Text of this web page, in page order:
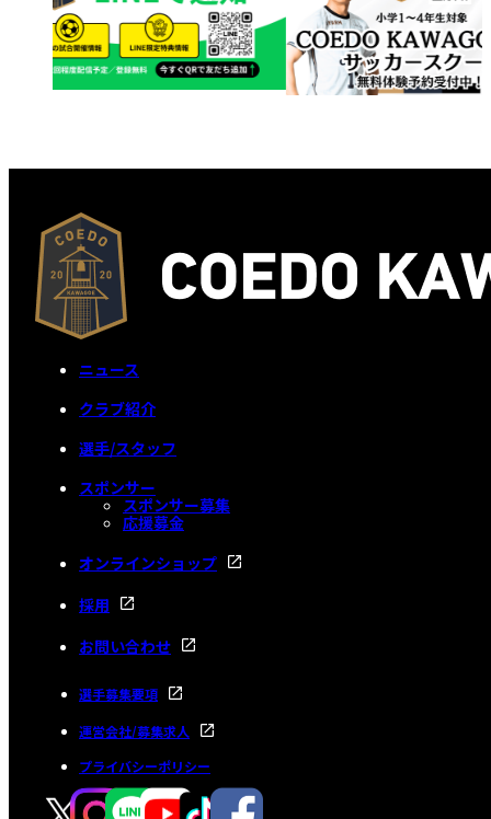
ニュース
クラブ紹介
選手/スタッフ
スポンサー
スポンサー募集
応援募金
オンラインショップ
採用
お問い合わせ
選手募集要項
運営会社/募集求人
プライバシーポリシー